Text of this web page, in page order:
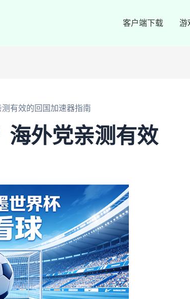
客户端下载 游
有效的回国加速器指南
海外党亲测有效